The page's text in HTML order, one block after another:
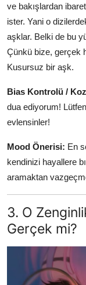
ve bakışlardan
ister. Yani o
aşklar. Belki de bu
Çünkü bize, gerçek
Kusursuz bir aşk.
Bias Kontrolü /
dua ediyorum!
evlensinler!
Mood Önerisi: En
kendinizi hayallere
aramaktan
3. O
Gerçek mi?